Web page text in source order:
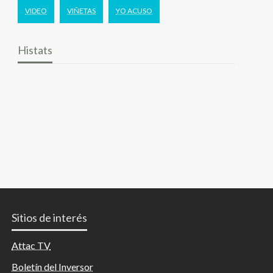
VIDEO VIÑETAS YO ACUSO
Histats
Sitios de interés
Attac TV
Boletín del Inversor